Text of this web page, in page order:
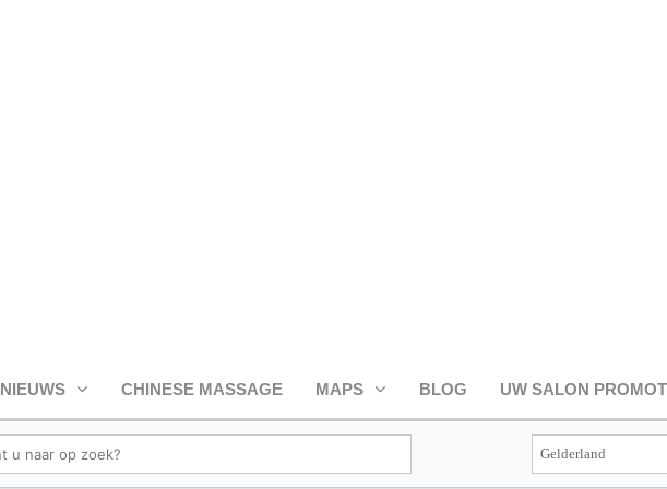
NIEUWS CHINESE MASSAGE MAPS BLOG UW SALON